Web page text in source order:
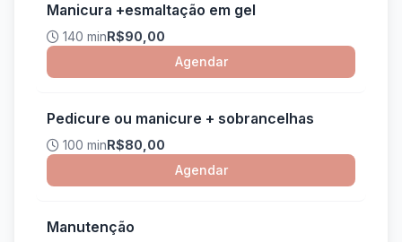
Manicura +esmaltação em gel
140 minR$90,00
Agendar
Pedicure ou manicure + sobrancelhas
100 minR$80,00
Agendar
Manutenção